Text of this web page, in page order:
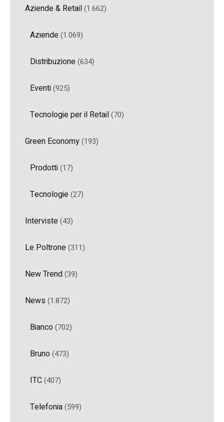
Aziende & Retail(1.662)
Aziende(1.069)
Distribuzione(634)
Eventi(925)
Tecnologie per il Retail(70)
Green Economy(193)
Prodotti(17)
Tecnologie(27)
Interviste(43)
Le Poltrone(311)
New Trend(39)
News (1.872)
Bianco(702)
Bruno(473)
ITC(407)
Telefonia(599)